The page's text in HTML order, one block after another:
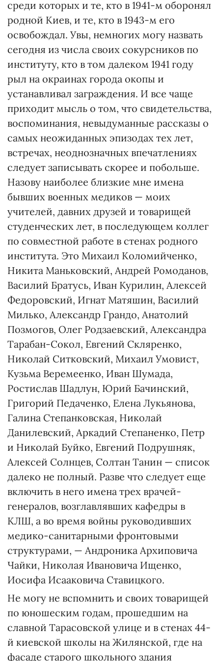
среди которых и те, кто в 1941-м оборонял
родной Ки­ев, и те, кто в 1943-м его
освобождал. Увы, немногих могу назвать
сегодня из числа своих сокурсников по
институту, кто в том далеком 1941 году
рыл на окраинах города окопы и
устанавливал заграждения. И все чаще
приходит мысль о том, что свидетельства,
воспоминания, невыдуманные рассказы о
самых неожиданных эпизодах тех лет,
встречах, неоднозначных впечатлениях
следует записывать скорее и побольше.
Назову наиболее близкие мне имена
бывших военных медиков — моих
учителей, давних друзей и товарищей
студенческих лет, в последующем коллег
по совместной работе в стенах родного
института. Это Михаил Коломийчен­ко,
Ни­кита Маньковский, Андрей Ромо­данов,
Василий Братусь, Иван Ку­рилин, Алексей
Федоровс­кий, Иг­нат Матяшин, Василий
Миль­ко, Александр Грандо, Анатолий
Позмогов, Олег Родзаевс­кий, Александра
Тарабан-Сокол, Евге­ний Скляренко,
Николай Ситков­ский, Михаил Умовист,
Кузьма Веремеенко, Иван Шума­да,
Ростислав Шадлун, Юрий Ба­чинский,
Григорий Педаченко, Елена Лукьянова,
Галина Степан­ковская, Николай
Данилевский, Арка­дий Степаненко, Петр
и Ни­колай Буйко, Евгений Подрушняк,
Алексей Солнцев, Солтан Танин — список
далеко не полный. Разве что следует еще
включить в него имена трех врачей-
генералов, возглавлявших кафедры в
КЛШ, а во время войны руководивших
медико-санитарными фронтовыми
структурами, — Андроника Архиповича
Чайки, Нико­лая Ивановича Ищенко,
Иосифа Исааковича Ставицкого.
Не могу не вспомнить и своих товарищей
по юношеским годам, прошедшим на
славной Тара­совской улице и в стенах 44-
й киевской школы на Жилянской, где на
фасаде старого школьного здания